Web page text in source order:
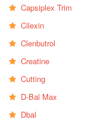
Capsiplex Trim
Cilexin
Clenbutrol
Creatine
Cutting
D-Bal Max
Dbal